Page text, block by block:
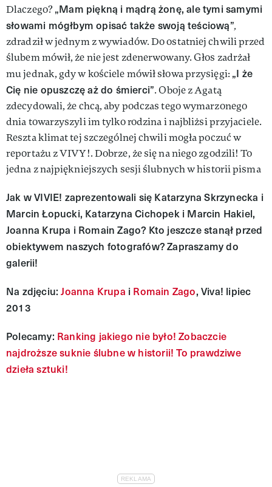
Dlaczego?„Mam piękną i mądrą żonę, ale tymi samymi
słowami mógłbym opisać także swoją teściową”,
zdradził w jednym z wywiadów.Do ostatniej chwili przed
ślubem mówił, że nie jest zdenerwowany. Głos zadrżał
mu jednak, gdy w kościele mówił słowa przysięgi: „I że
Cię nie opuszczę aż do śmierci”. Oboje z Agatą
zdecydowali, że chcą, aby podczas tego wymarzonego
dnia towarzyszyli im tylko rodzina i najbliżsi przyjaciele.
Reszta klimat tej szczególnej chwili mogła poczuć w
reportażu z VIVY!. Dobrze, że się na niego zgodzili! To
jedna z najpiękniejszych sesji ślubnych w historii pisma
Jak w VIVIE! zaprezentowali się Katarzyna Skrzynecka i
Marcin Łopucki, Katarzyna Cichopek i Marcin Hakiel,
Joanna Krupa i Romain Zago? Kto jeszcze stanął przed
obiektywem naszych fotografów? Zapraszamy do
galerii!
Na zdjęciu: Joanna Krupa i Romain Zago, Viva! lipiec
2013
Polecamy: Ranking jakiego nie było! Zobaczcie
najdroższe suknie ślubne w historii! To prawdziwe
dzieła sztuki!